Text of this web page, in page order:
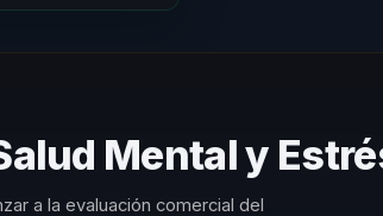
Mental y
a la evaluación comercial del